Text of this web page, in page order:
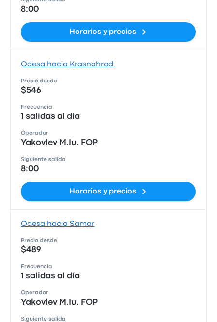
8:00
Horarios y precios
Odesa hacia Krasnohrad
Precio desde
$546
Frecuencia
1 salidas al día
Operador
Yakovlev M.Iu. FOP
Siguiente salida
8:00
Horarios y precios
Odesa hacia Samar
Precio desde
$489
Frecuencia
1 salidas al día
Operador
Yakovlev M.Iu. FOP
Siguiente salida